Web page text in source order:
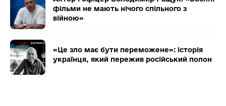
фільми не мають нічого спільного з
війною»
«Це зло має бути переможене»: історія
українця, який пережив російський полон